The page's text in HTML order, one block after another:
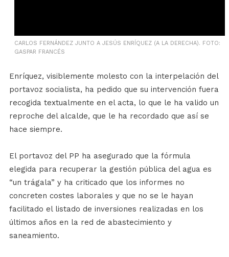
CARLOS FERNÁNDEZ JUNTO A JESÚS ENRÍQUEZ (A LA DERECHA). FOTO:
GASPAR FRANCÉS
Enríquez, visiblemente molesto con la interpelación del
portavoz socialista, ha pedido que su intervención fuera
recogida textualmente en el acta, lo que le ha valido un
reproche del alcalde, que le ha recordado que así se
hace siempre.
El portavoz del PP ha asegurado que la fórmula
elegida para recuperar la gestión pública del agua es
“un trágala” y ha criticado que los informes no
concreten costes laborales y que no se le hayan
facilitado el listado de inversiones realizadas en los
últimos años en la red de abastecimiento y
saneamiento.